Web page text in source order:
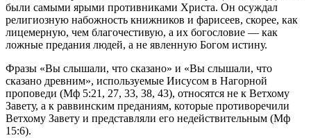
были самыми ярыми противниками Христа. Он осуждал
религиозную набожность книжников и фарисеев, скорее, как
лицемерную, чем благочестивую, а их богословие — как
ложные предания людей, а не явленную Богом истину.
Фразы «Вы слышали, что сказано» и «Вы слышали, что
сказано древним», используемые Иисусом в Нагорной
проповеди (Мф 5:21, 27, 33, 38, 43), относятся не к Ветхому
Завету, а к раввинским преданиям, которые противоречили
Ветхому Завету и представляли его недействительным (Мф
15:6).